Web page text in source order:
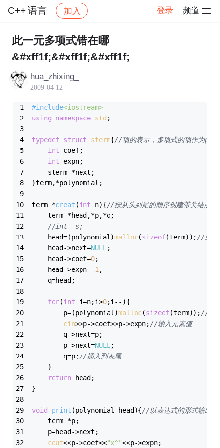
C++ 语言 加入 登录 频道
社区 C++ 语言 帖子详情
此一元多项式错在哪
&#xff1f;&#xff1f;&#xff1f;
hua_zhixing_
2009-04-12
#include<iostream>
using
namespace std ;
typedef struct sterm{//项的表示，多项式的项作为
int coef;
int expn;
	sterm *next;
}term,*polynomial;
term *creat (int n){//按从头到尾的顺序创建带关结点的
	term *head,*p,*q;
//int  s;
    head=(polynomial)
malloc(sizeof(term));//先建
    head->next=
NULL ;
    head->coef=
0;
    head->expn=
-1 ;
    q=head;
for(int i=n;i>0;i--){
        p=(polynomial)
malloc(sizeof(term));//生
cin>>p->coef>>p->expn;//输入元素值
		q->next=p;
		p->next=
NULL ;
		q=p;
//插入到表尾
	}
return head;
}
void print (polynomial head){//以表达式的形式输出存
	term *p;
	p=head->next;
cout<<p->coef<<"x^"<<p->expn;